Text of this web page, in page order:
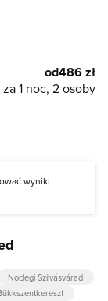
od486 zł
za 1 noc, 2 osoby
wyniki
Noclegi Szilvásvárad